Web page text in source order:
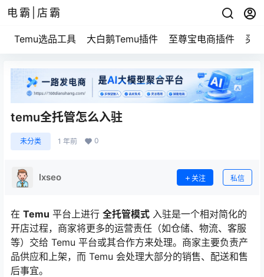
电霸|店霸
Temu选品工具 大白鹅Temu插件 至尊宝电商插件 买
temu全托管怎么入驻
未分类 1 年前 0
lxseo 关注 私信
在 Temu 平台上进行 全托管模式 入驻是一个相对简化的
开店过程，商家将更多的运营责任（如仓储、物流、客服
等）交给 Temu 平台或其合作方来处理。商家主要负责产
品供应和上架，而 Temu 会处理大部分的销售、配送和售
后事宜。